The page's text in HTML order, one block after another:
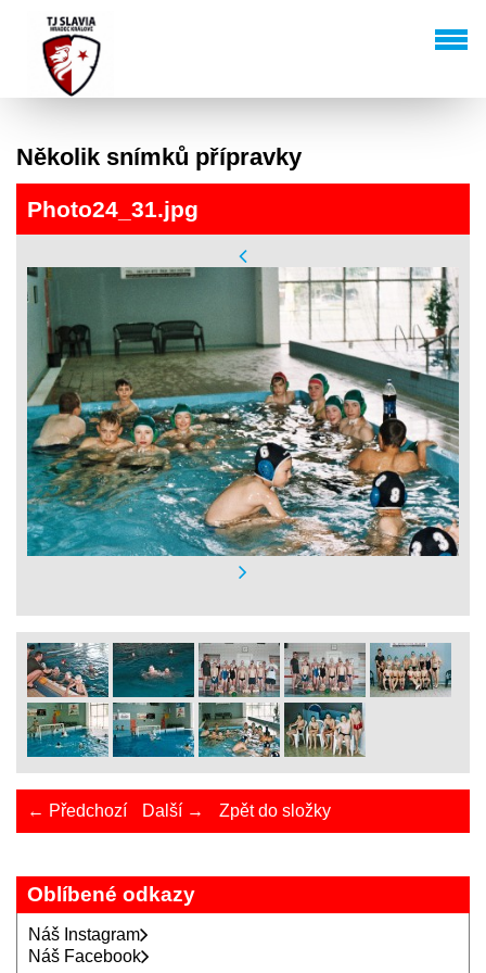
Několik snímků přípravky
Photo24_31.jpg
← Předchozí Další → Zpět do složky
Oblíbené odkazy
Náš Instagram
Náš Facebook